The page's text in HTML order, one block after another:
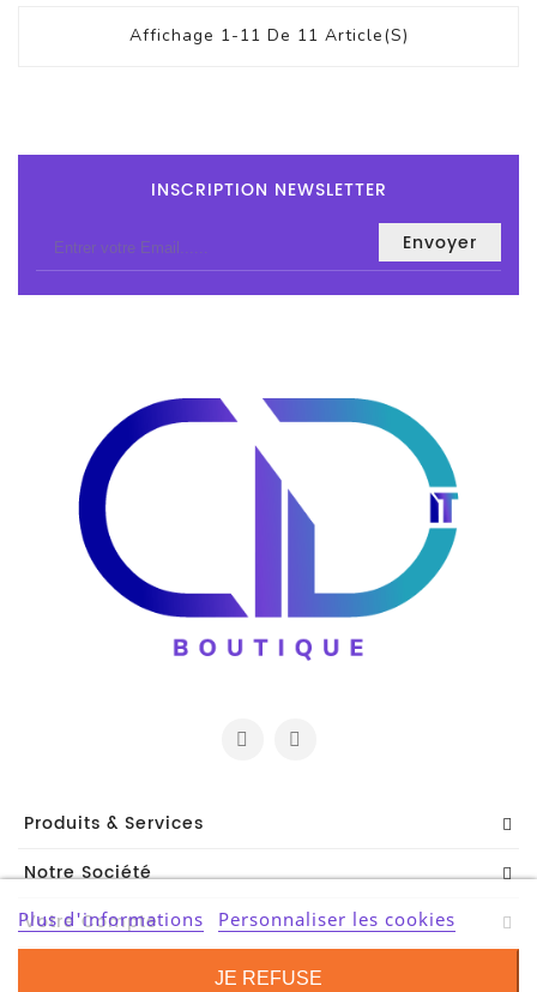
Affichage 1-11 De 11 Article(s)
INSCRIPTION NEWSLETTER
Produits & Services
Notre Société
Votre Compte
Plus d'informations Personnaliser les cookies
JE REFUSE